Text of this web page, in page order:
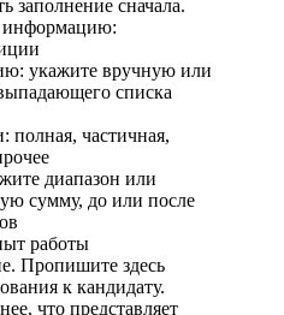
заполнение сначала.
информацию:
укажите вручную или
списка
полная, частичная,
диапазон или
сумму, до или после
работы
Пропишите здесь
к кандидату.
что представляет